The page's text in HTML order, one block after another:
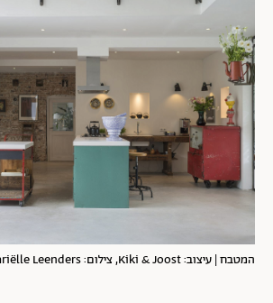
המטבח | עיצוב: Kiki & Joost, צילום: Mariëlle Leenders